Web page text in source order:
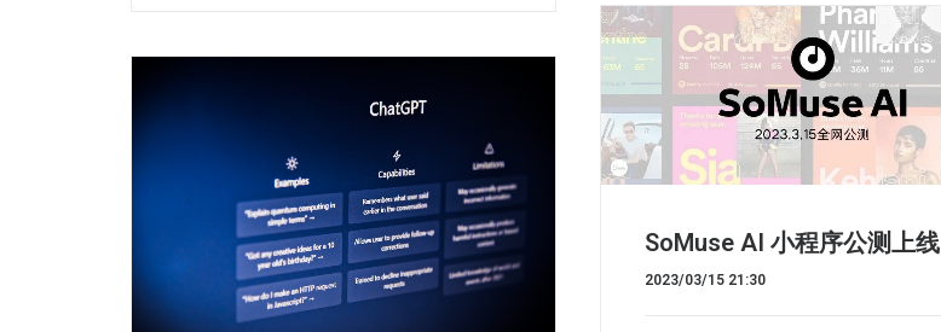
SoMuse AI 小程序公测上线
2023/03/15 21:30